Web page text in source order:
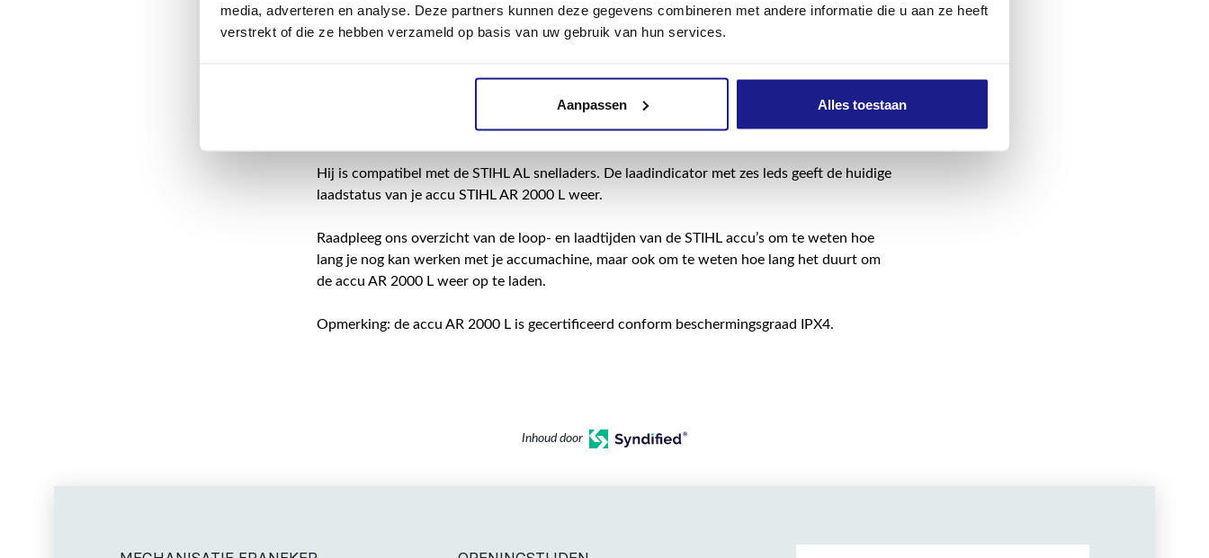
media, adverteren en analyse. Deze partners kunnen deze gegevens combineren met andere informatie die u aan ze heeft
verstrekt of die ze hebben verzameld op basis van uw gebruik van hun services.
Aanpassen Alles toestaan
plannen. De accu STIHL AR 2000 L is ook voorzien van een USB-aansluiting om
bijvoorbeeld een smartphone op te laden tijdens werkpauzes. De aansluitkabel STIHL AR L
Dankzij zijn robuuste ontwerp is de ruggedragen accu STIHL AR 2000 L bovendien perfect
geschikt voor gebruik bij nat weer.
Hij is compatibel met de STIHL AL snelladers. De laadindicator met zes leds geeft de huidige
laadstatus van je accu STIHL AR 2000 L weer.
Raadpleeg ons overzicht van de loop- en laadtijden van de STIHL accu’s om te weten hoe
lang je nog kan werken met je accumachine, maar ook om te weten hoe lang het duurt om
de accu AR 2000 L weer op te laden.
Opmerking: de accu AR 2000 L is gecertificeerd conform beschermingsgraad IPX4.
Inhoud door